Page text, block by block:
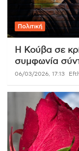
Πολιτική
Η Κούβα σε
συμφωνία
06/03/2026, 17:13